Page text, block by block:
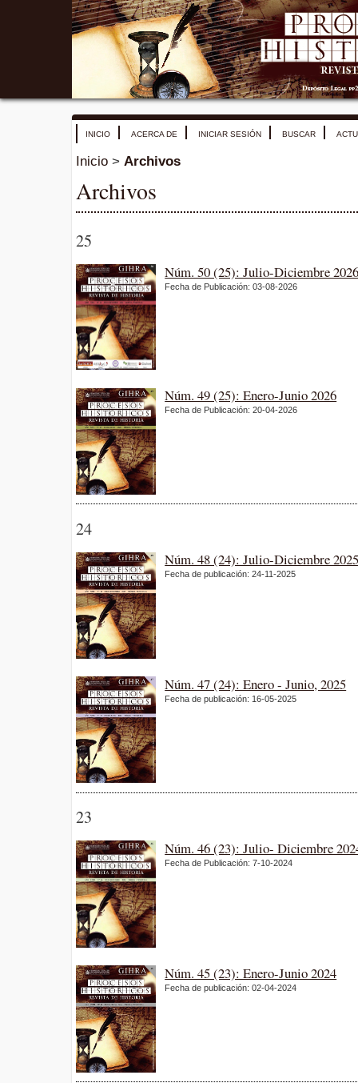
INICIO ACERCA DE INICIAR SESIÓN BUSCAR
Inicio > Archivos
Archivos
25
Núm. 50 (25): Julio-Diciembre
Fecha de Publicación: 03-08-2026
Núm. 49 (25): Enero-Junio 2026
Fecha de Publicación: 20-04-2026
24
Núm. 48 (24): Julio-Diciembre
Fecha de publicación: 24-11-2025
Núm. 47 (24): Enero - Junio, 2025
Fecha de publicación: 16-05-2025
23
Núm. 46 (23): Julio- Diciembre
Fecha de Publicación: 7-10-2024
Núm. 45 (23): Enero-Junio 2024
Fecha de publicación: 02-04-2024